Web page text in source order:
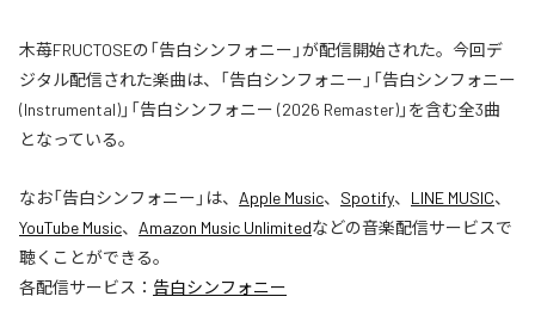
木苺FRUCTOSEの「告白シンフォニー」が配信開始された。今回デ
ジタル配信された楽曲は、「告白シンフォニー」「告白シンフォニー
(Instrumental)」「告白シンフォニー (2026 Remaster)」を含む全3曲
となっている。
なお「告白シンフォニー 」は、 Apple Music、 Spotify、 LINE MUSIC、
YouTube Music、 Amazon Music Unlimitedなどの音楽配信サービスで
聴くことができる。
各配信サービス： 告白シンフォニー